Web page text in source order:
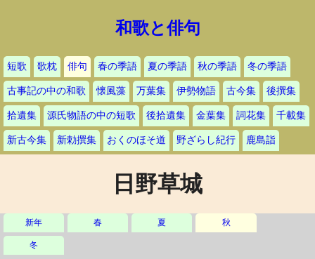
和歌と俳句
短歌 歌枕 俳句 春の季語 夏の季語 秋の季語 冬の季語
古事記の中の和歌 懐風藻 万葉集 伊勢物語 古今集 後撰集
拾遺集 源氏物語の中の短歌 後拾遺集 金葉集 詞花集 千載集
新古今集 新勅撰集 おくのほそ道 野ざらし紀行 鹿島詣
日野草城
新年 春 夏 秋
冬